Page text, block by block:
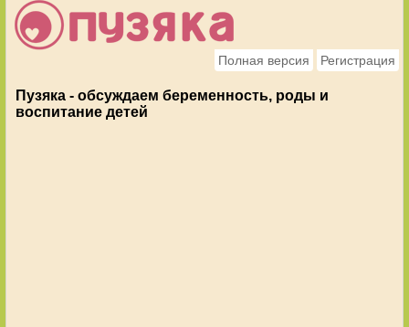
Полная версия Регистрация
Пузяка - обсуждаем беременность, роды и
воспитание детей